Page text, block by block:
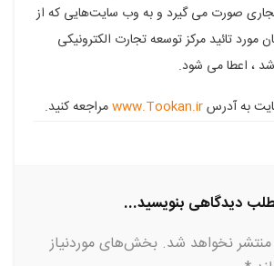
توییتر لینکدین
صورت می گیرد و به وب سایت‌هایی که از
مورد تائید مرکز توسعه تجارت الکترونیکی
، اعطا می شود.
به آدرسwww.Tookan.irمراجعه کنید.
دیدگاهی بنویسید...
نخواهد شد. بخش‌های موردنیاز